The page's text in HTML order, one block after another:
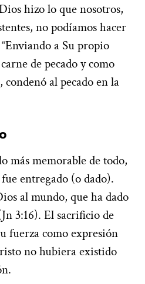
hizo lo que nosotros,
no podíamos hacer
a Su propio
de pecado y como
al pecado en la
más memorable de todo,
entregado (o dado).
al mundo, que ha dado
3:16). El sacrificio de
fuerza como expresión
no hubiera existido